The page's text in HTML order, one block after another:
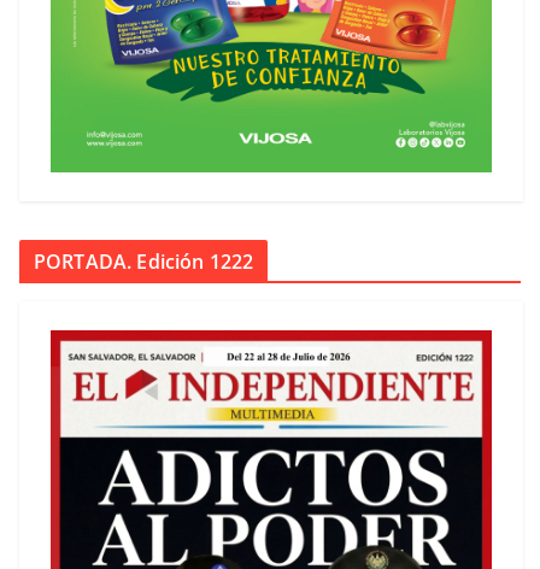
PORTADA. Edición 1222